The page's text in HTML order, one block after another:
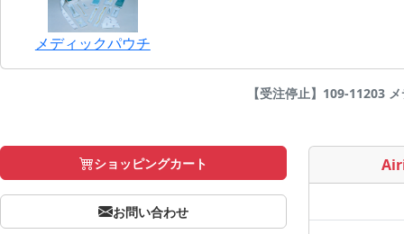
メディックパウチ
【受注停止】109-11203
ショッピングカート
お問い合わせ